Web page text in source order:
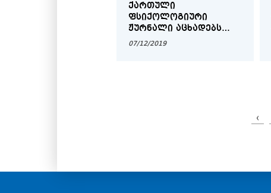
ᲥᲐᲠᲗᲣᲚᲘ
ᲤᲡᲘᲥᲝᲚᲝᲒᲘᲣᲠᲘ
ᲟᲣᲠᲜᲐᲚᲘ ᲐᲪᲮᲐᲓᲔᲑᲡ
ᲡᲢᲐᲢᲘᲔᲑᲘᲡ ᲛᲘᲦᲔᲑᲐᲡ
07/12/2019
‹